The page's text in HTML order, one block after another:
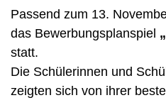
Passend zum 13.
das Bewerbungsplanspiel
statt.
Die Schülerinnen und
zeigten sich von ihrer